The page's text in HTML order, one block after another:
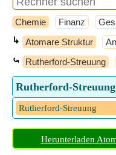
Chemie Finanz
↳ Atomare Struktur
⤿ Rutherford-Streuung
Rutherford-
Rutherford-Streuung
Herunterladen